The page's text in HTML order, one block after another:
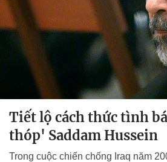
Tiết lộ cách thức tình
thóp' Saddam Hussein
Trong cuộc chiến chống Iraq năm